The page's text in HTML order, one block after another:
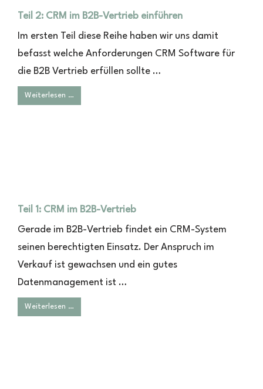
Teil 2: CRM im B2B-Vertrieb einführen
Im ersten Teil diese Reihe haben wir uns damit
befasst welche Anforderungen CRM Software für
die B2B Vertrieb erfüllen sollte …
Weiterlesen …
Teil 1: CRM im B2B-Vertrieb
Gerade im B2B-Vertrieb findet ein CRM-System
seinen berechtigten Einsatz. Der Anspruch im
Verkauf ist gewachsen und ein gutes
Datenmanagement ist …
Weiterlesen …